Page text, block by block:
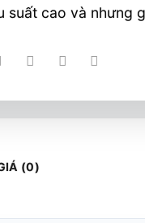
suất cao và nhưng
(0)